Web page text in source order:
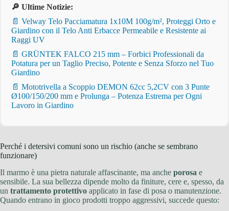
🔎 Ultime Notizie:
📄 Velway Telo Pacciamatura 1x10M 100g/m², Proteggi Orto e
Giardino con il Telo Anti Erbacce Permeabile e Resistente ai
Raggi UV
📄 GRÜNTEK FALCO 215 mm – Forbici Professionali da
Potatura per un Taglio Preciso, Potente e Senza Sforzo nel Tuo
Giardino
📄 Mototrivella a Scoppio DEMON 62cc 5,2CV con 3 Punte
Ø100/150/200 mm e Prolunga – Potenza Estrema per Ogni
Lavoro in Giardino
Perché i detersivi comuni sono un rischio (anche se sembrano
funzionare)
Il marmo è una pietra naturale affascinante, ma anche porosa e
sensibile. La sua bellezza dipende molto da finiture, cere e, spesso, da
un trattamento protettivo applicato in fase di posa o manutenzione.
Quando entrano in gioco prodotti troppo aggressivi, succede questo: